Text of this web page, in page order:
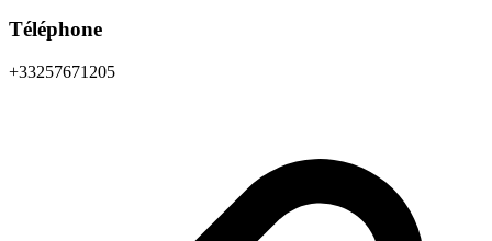
Téléphone
+33257671205